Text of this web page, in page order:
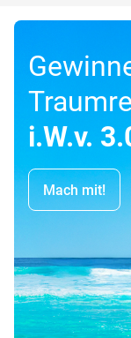
i.W.v.
Mach mit!